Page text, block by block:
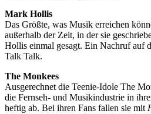
Mark Hollis
Das Größte, was Musik erreichen
außerhalb der Zeit, in der sie
Hollis einmal gesagt. Ein Nachruf auf
Talk Talk.
The Monkees
Ausgerechnet die Teenie-Idole The
die Fernseh- und Musikindustrie in
heftig ab. Bei ihren Fans fallen sie mit